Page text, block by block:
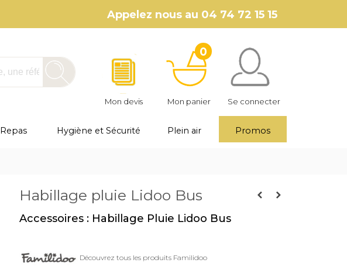
Appelez nous au 04 74 72 15 15
Mon devis
0
Mon panier Se connecter
Repas Hygiène et Sécurité Plein air Promos
Habillage pluie Lidoo Bus
Accessoires : Habillage Pluie Lidoo Bus
Découvrez tous les produits Familidoo